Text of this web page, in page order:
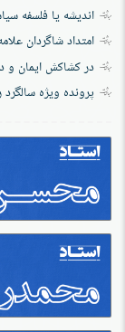
اندیشه یا فلسفه
امتداد شاگردان
در کشاکش ایمان و
پرونده‌ ویژه